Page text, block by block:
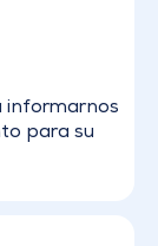
informarnos
para su